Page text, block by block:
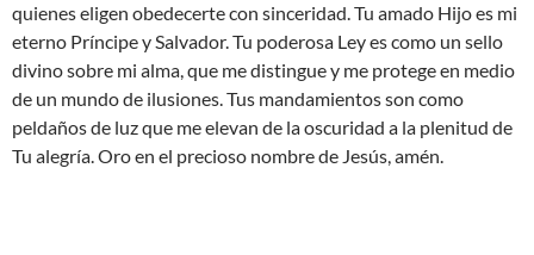
quienes eligen obedecerte con sinceridad. Tu amado Hijo es mi
eterno Príncipe y Salvador. Tu poderosa Ley es como un sello
divino sobre mi alma, que me distingue y me protege en medio
de un mundo de ilusiones. Tus mandamientos son como
peldaños de luz que me elevan de la oscuridad a la plenitud de
Tu alegría. Oro en el precioso nombre de Jesús, amén.